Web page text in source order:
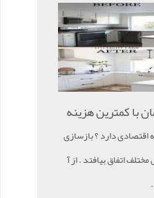
با کمترین هزینه
دارد ؟ بازسازی
اتفاق بیافتد . از آ